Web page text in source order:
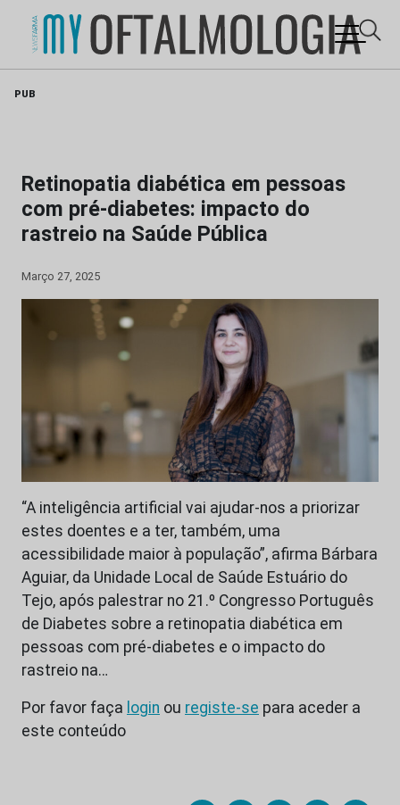
PUB
Retinopatia diabética em pessoas
com pré-diabetes: impacto do
rastreio na Saúde Pública
Março 27, 2025
“A inteligência artificial vai ajudar-nos a priorizar
estes doentes e a ter, também, uma
acessibilidade maior à população”, afirma Bárbara
Aguiar, da Unidade Local de Saúde Estuário do
Tejo, após palestrar no 21.º Congresso Português
de Diabetes sobre a retinopatia diabética em
pessoas com pré-diabetes e o impacto do
rastreio na…
Por favor faça login ou registe-se para aceder a
este conteúdo